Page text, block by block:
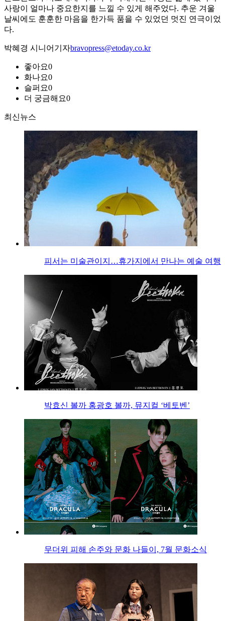
사랑이 얼마나 중요한지를 느낄 수 있게 해주었다. 추운 겨울
날씨에도 훈훈한 마음을 한가득 품을 수 있었던 멋진 연극이었
다.
박혜경 시니어기자bravopress@etoday.co.kr
좋아요0
화나요0
슬퍼요0
더 궁금해요0
최신뉴스
피서는 미술관이지…휴가지에서 만나는 예술 여행
박효신 볼까 홍광호 볼까, 뮤지컬 ‘베토벤’
무더위 피해 손주와 문화 나들이, 7월 문화소식